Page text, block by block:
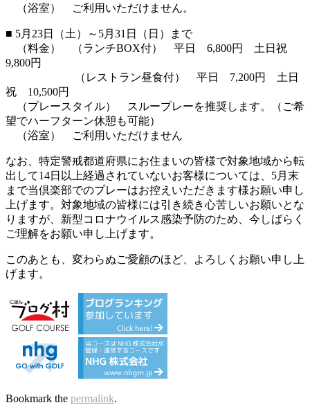
（浴室） ご利用いただけません。
■ 5月23日（土）～5月31日（日）まで
（料金） （ランチBOX付） 平日 6,800円 土日祝
9,800円
（レストラン昼食付） 平日 7,200円 土日
祝 10,500円
（プレースタイル） スループレーを推奨します。（ご希
望でハーフターン休憩も可能）
（浴室） ご利用いただけません
なお、特定警戒都道府県にお住まいの皆様で対象地域から転
出して14日以上経過されていないお客様については、5月末
まで当倶楽部でのプレーはお控えいただきます様お願い申し
上げます。対象地域の皆様には引き続き心苦しいお願いとな
りますが、新型コロナウイルス感染予防のため、今しばらく
ご理解をお願い申し上げます。
このあとも、変わらぬご愛顧のほど、よろしくお願い申し上
げます。
Bookmark the permalink.